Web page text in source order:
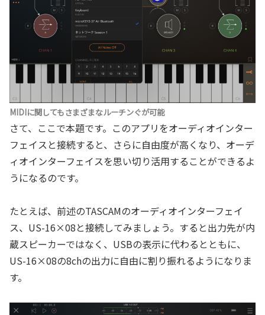
MIDIに関してもさまざまなルーチンぐが可能
さて、ここで本題です。このアプリをオーディオインター
フェイスと接続すると、さらに自由度が高くなり、オーデ
ィオインターフェイスを思い切り活用することができるよ
うになるのです。
たとえば、前述のTASCAMのオーディオインターフェイ
ス、US-16×08と接続してみましょう。すると出力先が内
蔵スピーカーではなく、USBの表示に代わるとともに、
US-16×08の8chの出力に自由に割り振れるようになりま
す。